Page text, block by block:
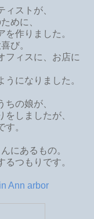
ストが、
めに、
作りました。
び。
フィスに、お店に
になりました。
の娘が、
しましたが、
す。
にあるもの。
つもりです。
Ann arbor